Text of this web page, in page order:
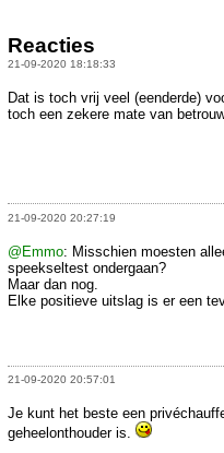
Reacties
21-09-2020 18:18:33
Dat is toch vrij veel (eenderde)
toch een zekere mate van
21-09-2020 20:27:19
@Emmo: Misschien moesten
speekseltest ondergaan?
Maar dan nog.
Elke positieve uitslag is er een
21-09-2020 20:57:01
Je kunt het beste een
geheelonthouder is.